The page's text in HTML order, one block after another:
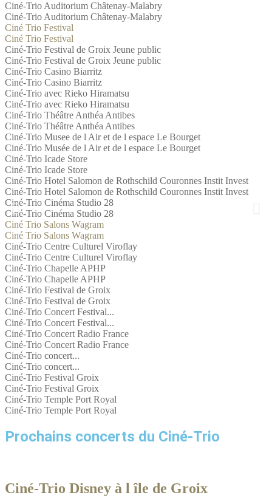
Ciné-Trio Auditorium Châtenay-Malabry
Ciné-Trio Auditorium Châtenay-Malabry
Ciné Trio Festival
Ciné Trio Festival
Ciné-Trio Festival de Groix Jeune public
Ciné-Trio Festival de Groix Jeune public
Ciné-Trio Casino Biarritz
Ciné-Trio Casino Biarritz
Ciné-Trio avec Rieko Hiramatsu
Ciné-Trio avec Rieko Hiramatsu
Ciné-Trio Théâtre Anthéa Antibes
Ciné-Trio Théâtre Anthéa Antibes
Ciné-Trio Musee de l Air et de l espace Le Bourget
Ciné-Trio Musée de l Air et de l espace Le Bourget
Ciné-Trio Icade Store
Ciné-Trio Icade Store
Ciné-Trio Hotel Salomon de Rothschild Couronnes Instit Invest
Ciné-Trio Hotel Salomon de Rothschild Couronnes Instit Invest
Ciné-Trio Cinéma Studio 28
Ciné-Trio Cinéma Studio 28
Ciné Trio Salons Wagram
Ciné Trio Salons Wagram
Ciné-Trio Centre Culturel Viroflay
Ciné-Trio Centre Culturel Viroflay
Ciné-Trio Chapelle APHP
Ciné-Trio Chapelle APHP
Ciné-Trio Festival de Groix
Ciné-Trio Festival de Groix
Ciné-Trio Concert Festival...
Ciné-Trio Concert Festival...
Ciné-Trio Concert Radio France
Ciné-Trio Concert Radio France
Ciné-Trio concert...
Ciné-Trio concert...
Ciné-Trio Festival Groix
Ciné-Trio Festival Groix
Ciné-Trio Temple Port Royal
Ciné-Trio Temple Port Royal
Prochains concerts du Ciné-Trio
Ciné-Trio Disney à l île de Groix